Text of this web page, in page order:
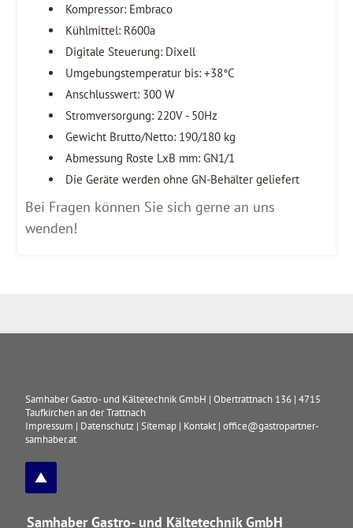
Kompressor: Embraco
Kühlmittel: R600a
Digitale Steuerung: Dixell
Umgebungstemperatur bis: +38°C
Anschlusswert: 300 W
Stromversorgung: 220V - 50Hz
Gewicht Brutto/Netto: 190/180 kg
Abmessung Roste LxB mm: GN1/1
Die Geräte werden ohne GN-Behälter geliefert
Bei Fragen können Sie sich gerne an uns
wenden!
Samhaber Gastro- und Kältetechnik GmbH |Obertrattnach 136 |4715
Taufkirchen an der Trattnach
Impressum | Datenschutz |Sitemap | Kontakt |office@gastropartner-
samhaber.at
Samhaber Gastro- und Kältetechnik GmbH